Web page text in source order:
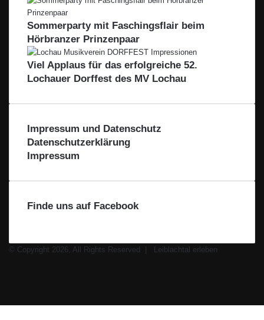
g
i
o
n
–
F
i
e
e
n
l
s
e
r
H
Sommerparty mit Faschingsflair beim
Hörbranzer Prinzenpaar
Viel Applaus für das erfolgreiche 52.
Lochauer Dorffest des MV Lochau
Impressum und Datenschutz
Datenschutzerklärung
Impressum
Finde uns auf Facebook
© Copyright 2026, All Rights Reserved |
Leiblachtal erleben